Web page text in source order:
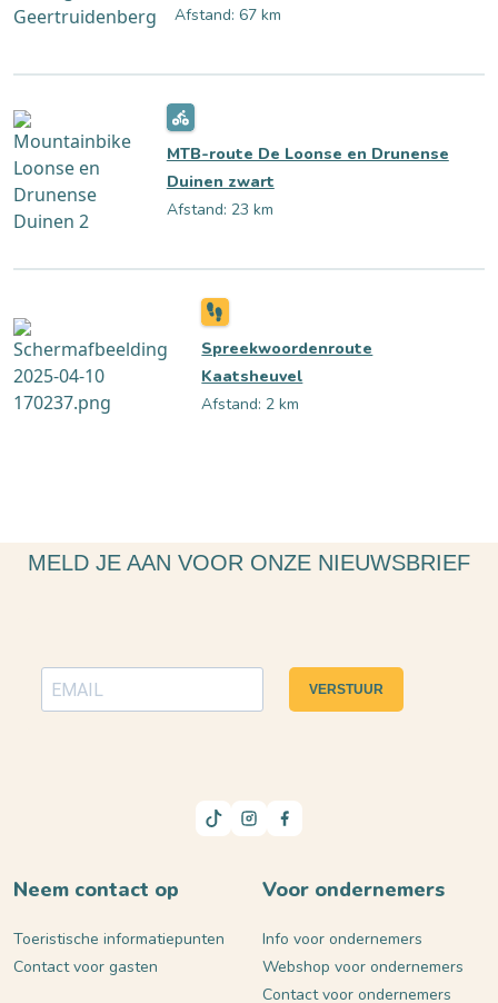
Afstand: 67 km
MTB-route De Loonse en Drunense
Duinen zwart
Afstand: 23 km
Spreekwoordenroute
Kaatsheuvel
Afstand: 2 km
MELD JE AAN VOOR ONZE NIEUWSBRIEF
VERSTUUR
Neem contact op
Toeristische informatiepunten
Contact voor gasten
Voor ondernemers
Info voor ondernemers
Webshop voor ondernemers
Contact voor ondernemers